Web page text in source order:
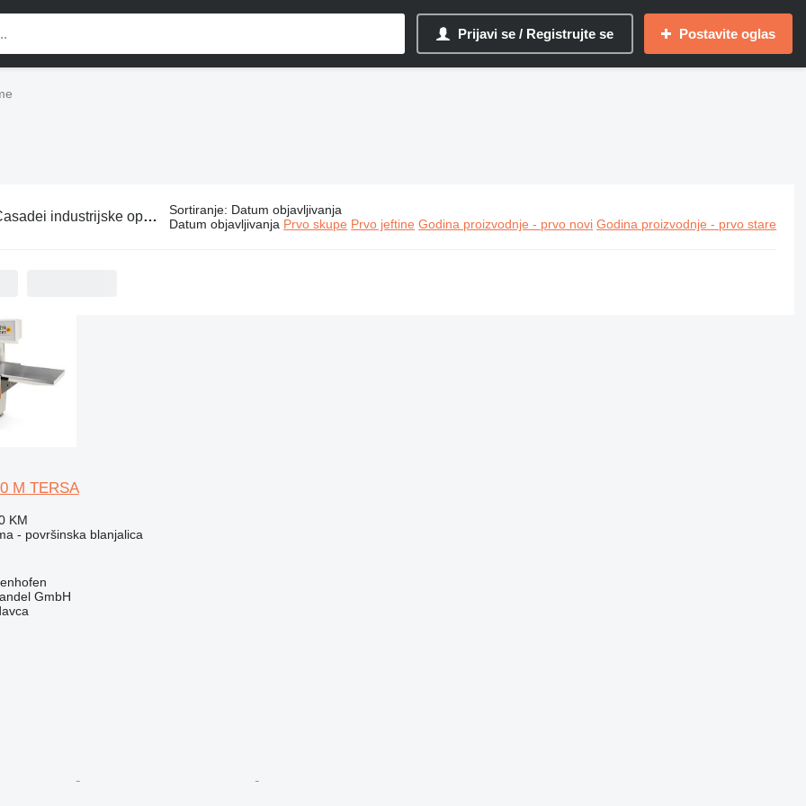
Prijavi se / Registrujte se Postavite oglas
industrijske opreme Sortiranje: Datum objavljivanja
Datum objavljivanja Prvo skupe Prvo jeftine Godina proizvodnje - prvo novi Godina proizvodnje - prvo stare
M TERSA
KM
- površinska blanjalica
GmbH